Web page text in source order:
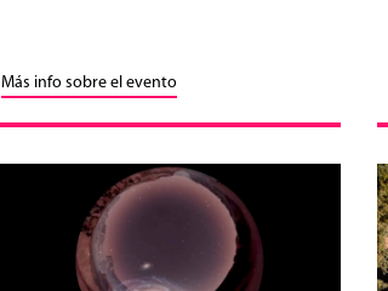
Más info sobre el evento